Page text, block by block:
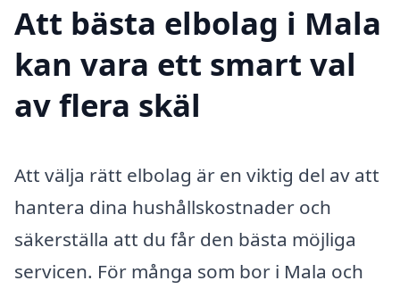
Att bästa elbolag i Mala
kan vara ett smart val
av flera skäl
Att välja rätt elbolag är en viktig del av att
hantera dina hushållskostnader och
säkerställa att du får den bästa möjliga
servicen. För många som bor i Mala och